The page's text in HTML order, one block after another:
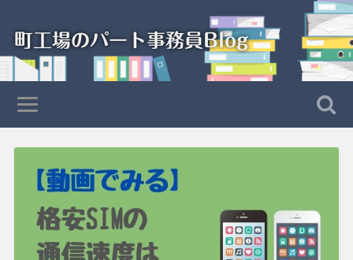
町工場のパート事務員Blog